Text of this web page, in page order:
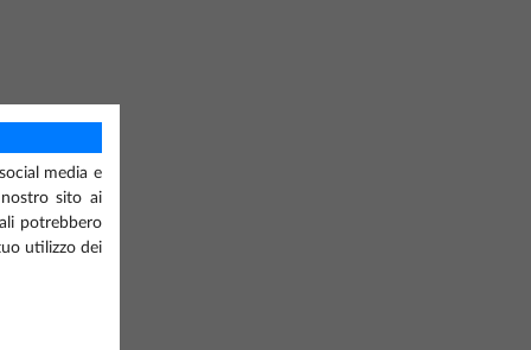
media e
sito ai
potrebbero
utilizzo dei